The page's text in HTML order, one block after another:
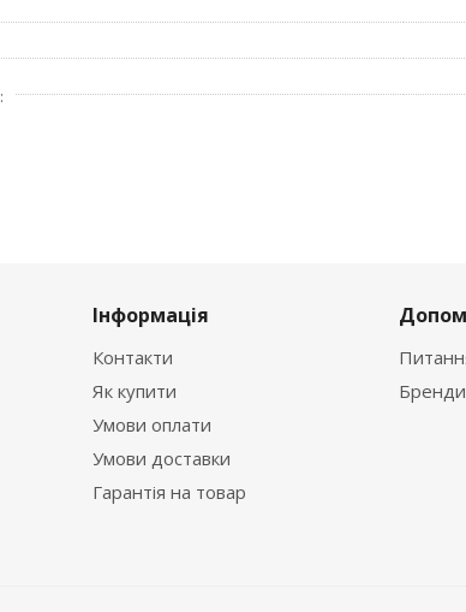
Інформація
Контакти
Як купити
Умови оплати
Умови доставки
Гарантія на товар
Бренди